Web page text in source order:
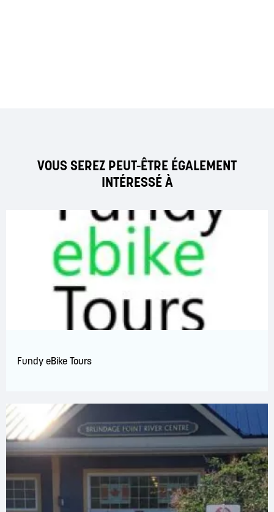
VOUS SEREZ PEUT-ÊTRE ÉGALEMENT
INTÉRESSÉ À
Fundy eBike Tours